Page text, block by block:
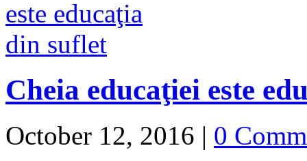
Cheia educaţiei este
October 12, 2016 | 0